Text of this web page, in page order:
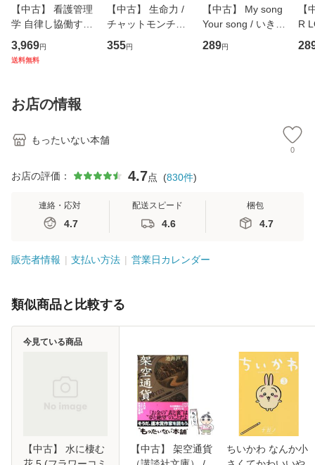
【中古】 看護管理
学 自律し協働する
専門職の看護マネ
ジメントスキル 改
恵 藤本幸三 / 南江
堂 [単行
3,969円
送料無料
【中古】 生命力 /
チャットモンチー /
キューンレコード
[CD]【メール便送
355円
【中古】 My song
Your song / いきも
のがかり / [CD]
【メール便送料無
289円
【
R
産
お店の情報
もったいない本舗
0
お店の評価： 4.7点 (830件)
連絡・応対
4.7
配送スピード
4.6
梱包
4.7
販売者情報 支払い方法 営業日カレンダー
類似商品と比較する
【中古】 水に棲む
今見ている商品
【中古】 架空通貨
ちいかわ なんか小